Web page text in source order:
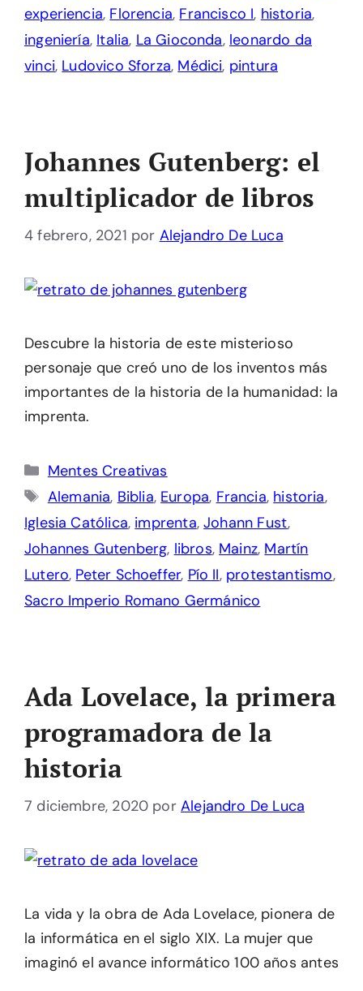
experiencia, Florencia, Francisco I, historia,
ingeniería, Italia, La Gioconda, leonardo da
vinci, Ludovico Sforza, Médici, pintura
Johannes Gutenberg: el
multiplicador de libros
4 febrero, 2021 por Alejandro De Luca
Descubre la historia de este misterioso
personaje que creó uno de los inventos más
importantes de la historia de la humanidad: la
imprenta.
Categorías
Mentes Creativas
Etiquetas
Alemania, Biblia, Europa, Francia, historia,
Iglesia Católica, imprenta,Johann Fust,
Johannes Gutenberg, libros, Mainz, Martín
Lutero, Peter Schoeffer, Pío II, protestantismo,
Sacro Imperio Romano Germánico
Ada Lovelace, la primera
programadora de la
historia
7 diciembre, 2020 por Alejandro De Luca
La vida y la obra de Ada Lovelace, pionera de
la informática en el siglo XIX. La mujer que
imaginó el avance informático 100 años antes